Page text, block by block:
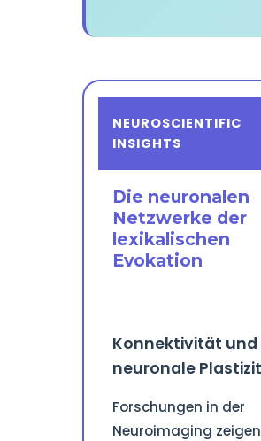
NEUROSCIENTIFIC
INSIGHTS
Die neuronalen
Netzwerke der
lexikalischen
Evokation
Konnektivität und
neuronale
Forschungen in der
Neuroimaging